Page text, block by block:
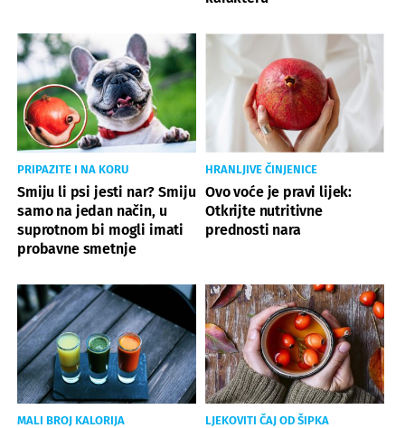
PRIPAZITE I NA KORU
Smiju li psi jesti nar? Smiju
samo na jedan način, u
suprotnom bi mogli imati
probavne smetnje
HRANLJIVE ČINJENICE
Ovo voće je pravi lijek:
Otkrijte nutritivne
prednosti nara
MALI BROJ KALORIJA LJEKOVITI ČAJ OD ŠIPKA